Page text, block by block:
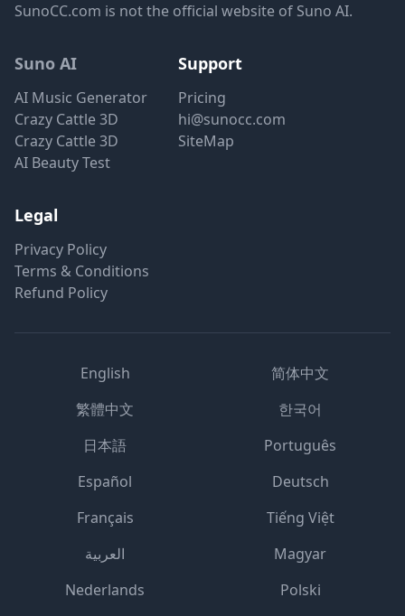
SunoCC.com is not the official website of Suno AI.
Suno AI
AI Music Generator
Crazy Cattle 3D
Crazy Cattle 3D
AI Beauty Test
Support
Pricing
hi@sunocc.com
SiteMap
Legal
Privacy Policy
Terms & Conditions
Refund Policy
English
简体中文
繁體中文
한국어
日本語
Português
Español
Deutsch
Français
Tiếng Việt
العربية
Magyar
Nederlands
Polski